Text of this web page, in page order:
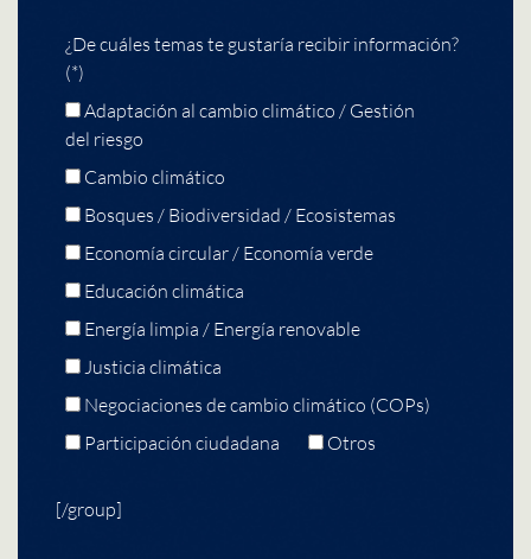
¿De cuáles temas te gustaría recibir información?
(*)
Adaptación al cambio climático / Gestión
del riesgo
Cambio climático
Bosques / Biodiversidad / Ecosistemas
Economía circular / Economía verde
Educación climática
Energía limpia / Energía renovable
Justicia climática
Negociaciones de cambio climático (COPs)
Participación ciudadana
Otros
[/group]